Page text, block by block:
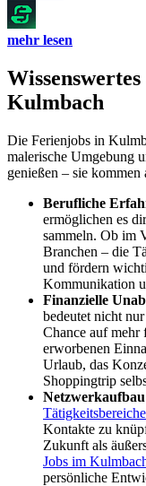
mehr lesen
Kulmbach
Die Ferienjobs in
malerische Umgebung
genießen – sie
Berufliche
ermöglichen es
sammeln. Ob im
Branchen – die
und fördern
Kommunikation
Finanzielle
bedeutet nicht
Chance auf
erworbenen
Urlaub, das
Shoppingtrip
Kontakte zu
Zukunft als
Jobs im
persönliche